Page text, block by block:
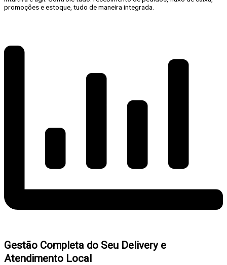
promoções e estoque, tudo de maneira integrada.
Gestão Completa do Seu Delivery e
Atendimento Local